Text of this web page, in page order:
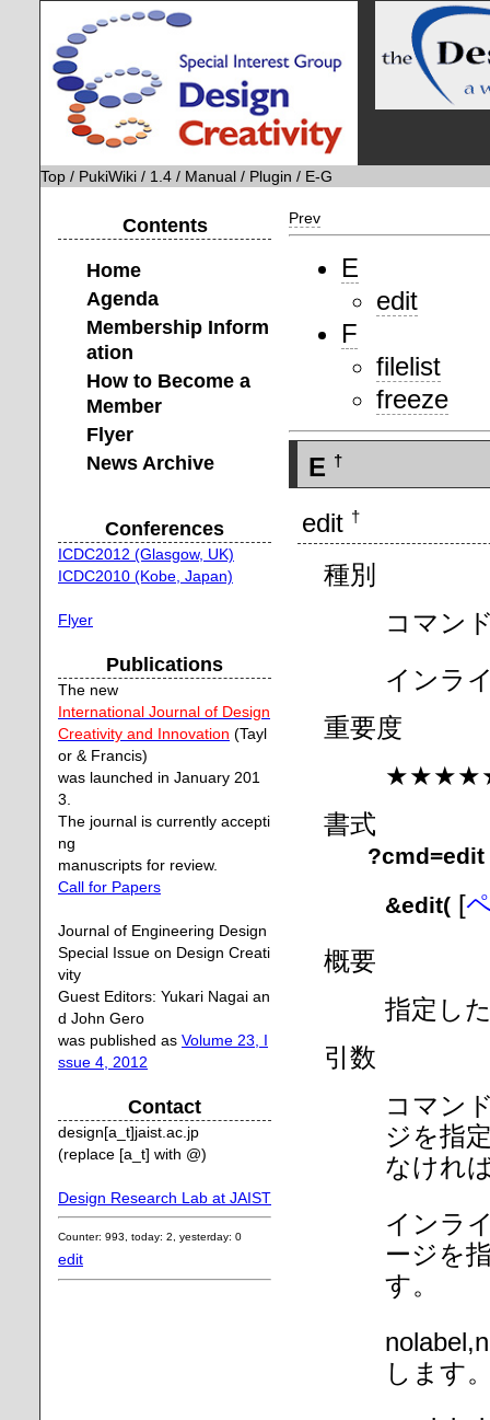
Top / PukiWiki / 1.4 / Manual / Plugin / E-G
Prev
E
edit
F
filelist
freeze
E †
edit †
種別
コマン
インラ
重要度
書式
?cmd=edit
&edit( [
概要
指定し
引数
コマン
ジを指
なけれ
インラ
ージを
す。
します
Contents
Home
Agenda
Membership Inform
ation
How to Become a
Member
Flyer
News Archive
Conferences
ICDC2012 (Glasgow, UK)
ICDC2010 (Kobe, Japan)
Flyer
Publications
The new
International Journal of Design
Creativity and Innovation (Tayl
or & Francis)
was launched in January 201
3.
The journal is currently accepti
ng
manuscripts for review.
Call for Papers
Journal of Engineering Design
Special Issue on Design Creati
vity
Guest Editors: Yukari Nagai an
d John Gero
was published as Volume 23, I
ssue 4, 2012
Contact
design[a_t]jaist.ac.jp
(replace [a_t] with @)
Design Research Lab at JAIST
Counter: 993, today: 2, yesterday: 0
edit